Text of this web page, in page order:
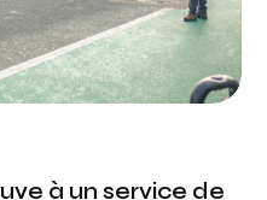
à un service de